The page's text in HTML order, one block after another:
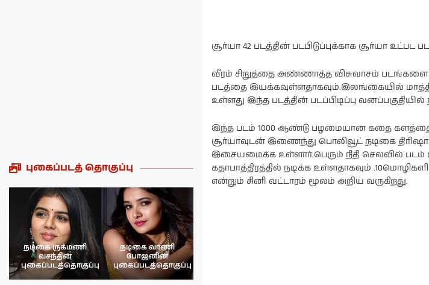
புகைப்படத் தொகுப்பு
நடிகை வாணி
போஜனின்
புகைப்படத்தொகுப்பு
நடிகை ருக்மணி
வசந்த்தின்
புகைப்படத்தொகுப்பு
சூர்யா 42 படத்தின் படபிடுப்புக்காக சூர்யா
வீரம் சிறுத்தை அண்ணாத்த விசுவாசம் படங்களை
படத்தை இயக்கவுள்ளதாகவும்.இலங்கையில்
உள்ளது இந்த படத்தின் படப்பிடிப்பு
இந்த படம் 1000 ஆண்டு பழமையான கதை
சூர்யாவுடன் இணைந்து பொலிவூட் நடிகை
இசையமைக்க உள்ளார்.பெரும் நிதி செலவில் படம்
கதாபாத்திரத்தில் நடிக்க உள்ளதாகவும்
என்றும் சினி வட்டாரம் மூலம் அறிய வருகிறது.